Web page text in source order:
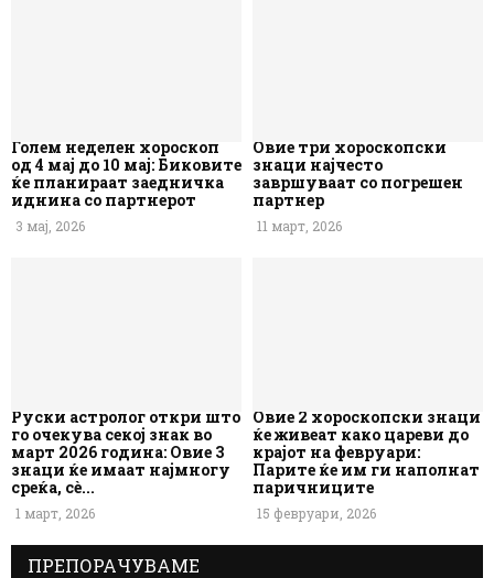
Голем неделен хороскоп
од 4 мај до 10 мај: Биковите
ќе планираат заедничка
иднина со партнерот
3 мај, 2026
Овие три хороскопски
знаци најчесто
завршуваат со погрешен
партнер
11 март, 2026
Руски астролог откри што
го очекува секој знак во
март 2026 година: Овие 3
знаци ќе имаат најмногу
среќа, сè...
1 март, 2026
Овие 2 хороскопски знаци
ќе живеат како цареви до
крајот на февруари:
Парите ќе им ги наполнат
паричниците
15 февруари, 2026
ПРЕПОРАЧУВАМЕ